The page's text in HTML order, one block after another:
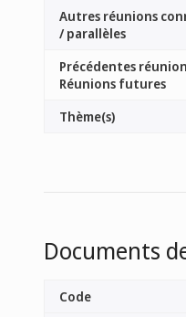
Autres réunions
/ parallèles
Précédentes
Réunions futures
Thème(s)
Documents
Code